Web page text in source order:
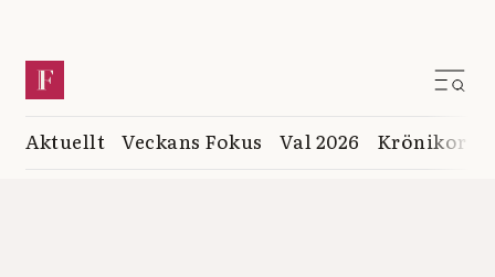
Aktuellt Veckans Fokus Val 2026 Krönikor